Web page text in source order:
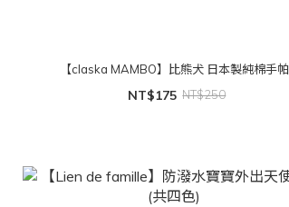
【claska MAMBO】比熊犬 日本製純棉手帕
NT$175 NT$250